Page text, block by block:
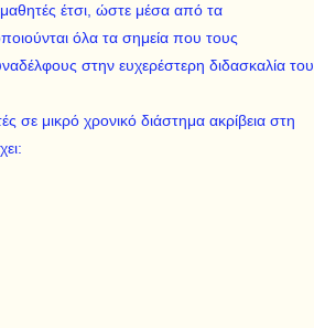
έτσι, ώστε μέσα από τα
όλα τα σημεία που τους
στην ευχερέστερη διδασκαλία του
σε μικρό χρονικό διάστημα ακρίβεια στη